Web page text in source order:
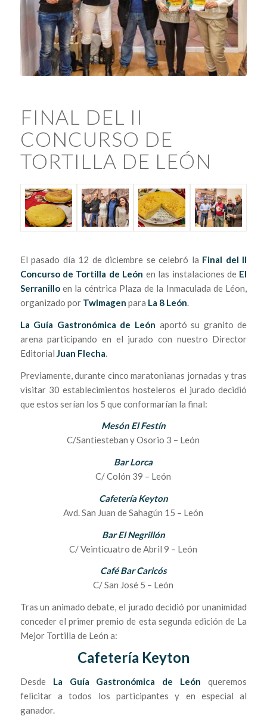
FINAL DEL II
CONCURSO DE
TORTILLA DE LEÓN
El pasado día 12 de diciembre se celebró la Final del II
Concurso de Tortilla de León en las instalaciones de El
Serranilloen la céntrica Plaza de la Inmaculada de Léon,
organizado por TwImagen para La 8 León.
La Guía Gastronómica de León aportó su granito de
arena participando en el jurado con nuestro Director
Editorial Juan Flecha.
Previamente, durante cinco maratonianas jornadas y tras
visitar 30 establecimientos hosteleros el jurado decidió
que estos serían los 5 que conformarían la final:
Mesón El Festín
C/Santiesteban y Osorio 3 – León
Bar Lorca
C/ Colón 39 – León
Cafetería Keyton
Avd. San Juan de Sahagún 15 – León
Bar El Negrillón
C/ Veinticuatro de Abril 9 – León
Café Bar Caricós
C/ San José 5 – León
Tras un animado debate, el jurado decidió por unanimidad
conceder el primer premio de esta segunda edición de La
Mejor Tortilla de León a:
Cafetería Keyton
Desde La Guía Gastronómica de León queremos
felicitar a todos los participantes y en especial al
ganador.